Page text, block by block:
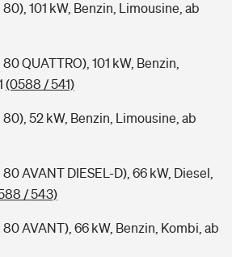
101 kW, Benzin, Limousine, ab
QUATTRO), 101 kW, Benzin,
(0588 / 541)
80), 52 kW, Benzin, Limousine, ab
AVANT DIESEL-D), 66 kW, Diesel,
/ 543)
AVANT), 66 kW, Benzin, Kombi, ab